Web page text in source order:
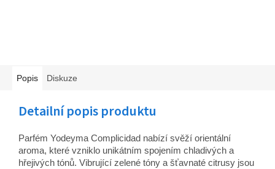
Popis Diskuze
Detailní popis produktu
Parfém Yodeyma Complicidad nabízí svěží orientální
aroma, které vzniklo unikátním spojením chladivých a
hřejivých tónů. Vibrující zelené tóny a šťavnaté citrusy jsou